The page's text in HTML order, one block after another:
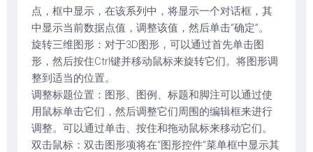
点，框中显示，在该系列中，将显示一个对话框，其
中显示当前数据点值，调整该值，然后单击“确定”。
旋转三维图形：对于3D图形，可以通过首先单击图
形，然后按住Ctrl键并移动鼠标来旋转它们。将图形调
整到适当的位置。
调整标题位置：图形、图例、标题和脚注可以通过使
用鼠标单击它们，然后调整它们周围的编辑框来进行
调整。可以通过单击、按住和拖动鼠标来移动它们。
双击鼠标：双击图形项将在“图形控件”菜单框中显示其